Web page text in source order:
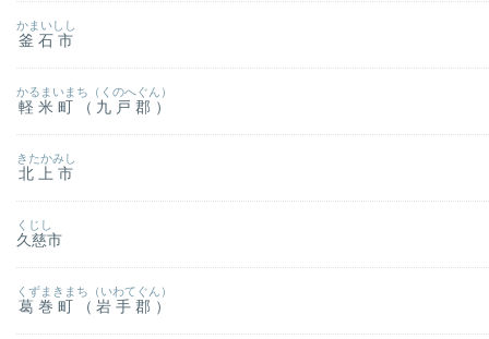
釜石市
かまいしし
軽米町（九戸郡）
かるまいまち（くのへぐん）
北上市
きたかみし
久慈市
くじし
葛巻町（岩手郡）
くずまきまち（いわてぐん）